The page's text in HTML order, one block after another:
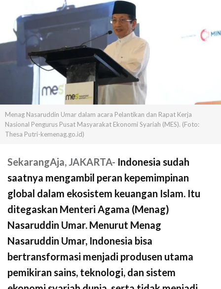
Menag Nasaruddin Umar dalam acara Pelantikan dan Rapat Kerja
Nasional Pengurus Pusat Masyarakat Ekonomi Syariah (MES). (Foto:
Thesa Putri-kemenag.go.id)
SekarangAja, JAKARTA- Indonesia sudah
saatnya mengambil peran kepemimpinan
global dalam ekosistem keuangan Islam. Itu
ditegaskan Menteri Agama (Menag)
Nasaruddin Umar. Menurut Menag
Nasaruddin Umar, Indonesia bisa
bertransformasi menjadi produsen utama
pemikiran sains, teknologi, dan sistem